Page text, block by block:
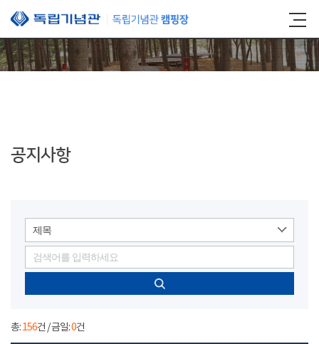
본문 바로가기
공지사항
제목
총:156건 / 금일:0건